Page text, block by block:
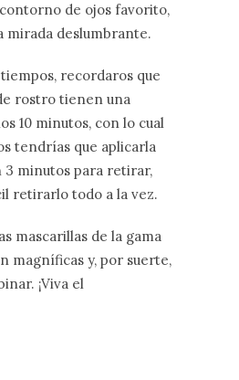
de ojos favorito,
mirada deslumbrante.
recordaros que
rostro tienen una
10 minutos, con lo cual
tendrías que aplicarla
3 minutos para retirar,
retirarlo todo a la vez.
mascarillas de la gama
magníficas y, por suerte,
¡Viva el